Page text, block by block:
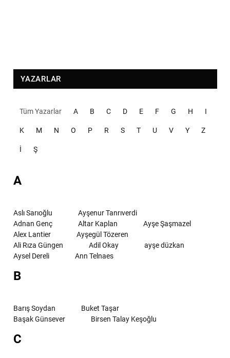
YAZARLAR
Tüm Yazarlar A B C D E F G H I
K M N O P R S T U V Y Z
İ Ş
A
Aslı Sarıoğlu
Ayşenur Tanrıverdi
Adnan Genç
Altar Kaplan
Ayşe Şaşmazel
Alex Lantier
Ayşegül Tözeren
Ali Rıza Güngen
Adil Okay
ayşe düzkan
Aysel Dereli
Ann Telnaes
B
Barış Soydan
Buket Taşar
Başak Günsever
Birsen Talay Keşoğlu
C